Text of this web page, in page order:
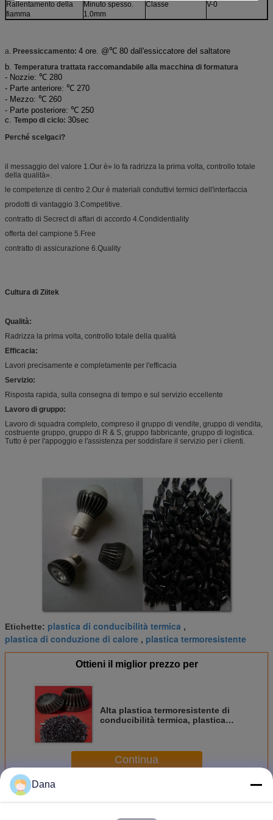
Rallentamento della
fiamma
Minuto spesso.
1.0mm
Classe V-0
a. Preessiccamento: 4 ore. @℃ 80 dall'essiccatore del saltatore
b. Temperatura trattata raccomandabile alla macchina di formatura
- Nozzie: ℃ 280
- Parte anteriore: ℃ 270
- Mezzo: ℃ 260
- Parte posteriore: ℃ 250
c. Tempo di ciclo: 30sec
Perché scelgaci?
il messaggio del valore 1.Our è» lo fa radrizza la prima volta, controllo totale
della qualità».
le competenze di centro 2.Our è materiali conduttivi termici dell'interfaccia
prodotti di vantaggio 3.Competitive.
contratto di Secrect di affari di accordo 4.Condidentiality
offerta del campione 5.Free
contratto di assicurazione 6.Quality
Cultura di Ziitek
Qualità:
Radrizza la prima volta, controllo totale della qualità
Efficacia:
Lavori precisamente e completamente per l'efficacia
Servizio:
Risposta rapida, sulla consegna di tempo e sul servizio eccellente
Lavoro di gruppo:
Lavoro di squadra completo, compreso il gruppo di vendite, gruppo di vendita,
costruente gruppo, gruppo di R & S, gruppo fabbricante, gruppo di logistica.
Tutto è per l'appoggio e l'assistenza per soddisfare il servizio per i clienti.
Etichette: plastica di conducibilità termica ,
plastica di conduzione di calore , plastica termoresistente
Ottieni il miglior prezzo per
Alta plastica termoresistente di
conducibilità termica, plastica
nero della tazza
Continua
PiùThermal Conductive Plastic
Dana